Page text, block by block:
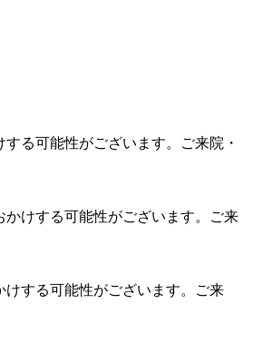
る可能性がございます。ご来院・
けする可能性がございます。ご来
する可能性がございます。ご来